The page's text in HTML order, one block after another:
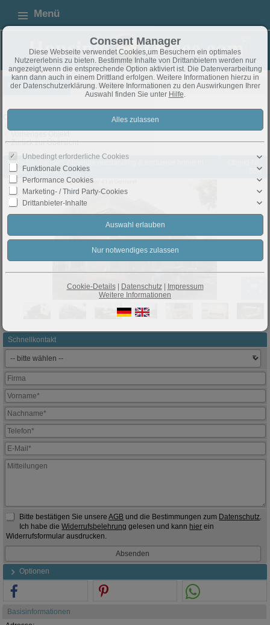
Menü
Neueste Objekte Neueste Objekte Exposé
Zurück zur Übersicht
Hütschenhausen: Absolute outstanding & exclusive home in
Hütschenhausen
554
Schnellkontakt
Bitte bestätigen Sie unsereAGB und die Bestimmungen zum Datenschutz.
Ich habe dieWiderrufsbelehrung gelesen und kann hier ein
Widerrufsformular ausdrucken.
Optionen
Basisinformationen
Consent Manager
Diese Webseite verwendet Cookies,um Besuchern ein optimales
Nutzererlebnis zu bieten. Bestimmte Inhalte von Drittanbietern werden nur
angezeigt,wenn die entsprechende Option aktiviert ist. Die Datenverarbeitung
kann dann auch in einem Drittland erfolgen. Weitere Informationen hierzu in
der Datenschutzerklärung. Weitere Informationen zu den Auswirkungen Ihrer
Auswahl finden Sie unter Hilfe
Unbedingt erforderliche Cookies
Funktionale Cookies
Performance Cookies
Marketing- / Third Party-Cookies
Drittanbieter-Inhalte
Cookie-Details| Datenschutz|
Impressum
Weitere Informationen